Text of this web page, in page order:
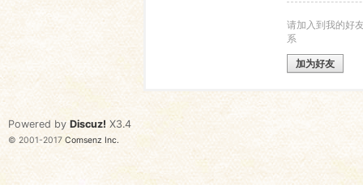
请加入到我的好
系
加为好友
Powered by Discuz! X3.4
© 2001-2017 Comsenz Inc.